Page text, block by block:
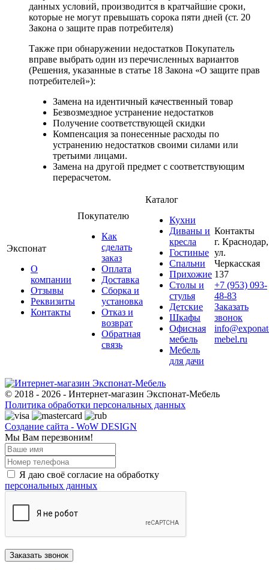
данных условий, производится в кратчайшие сроки,
которые не могут превышать сорока пяти дней (ст. 20
Закона о защите прав потребителя)
Также при обнаружении недостатков Покупатель
вправе выбрать один из перечисленных вариантов
(Решения, указанные в статье 18 Закона «О защите прав
потребителей»):
Замена на идентичный качественный товар
Безвозмездное устранение недостатков
Получение соответствующей скидки
Компенсация за понесенные расходы по
устранению недостатков своими силами или
третьими лицами.
Замена на другой предмет с соответствующим
перерасчетом.
Экспонат
О
компании
Отзывы
Реквизиты
Контакты
Покупателю
Как
сделать
заказ
Оплата
Доставка
Сборка и
установка
Отказ и
возврат
Обратная
связь
Каталог
Кухни
Диваны и
кресла
Гостиные
Спальни
Прихожие
Столы и
стулья
Детские
Шкафы
Офисная
мебель
Мебель
для дачи
Контакты
г. Краснодар,
ул.
Черкасская
137
+7 (953) 093-
48-83
Заказать
звонок
mebel.ru
© 2018 - 2026 - Интернет-магазин Экспонат-Мебель
Политика обработки персональных данных
Создание сайта - WoW DESIGN
Мы Вам перезвоним!
Я даю своё согласие на обработку
персональных данных